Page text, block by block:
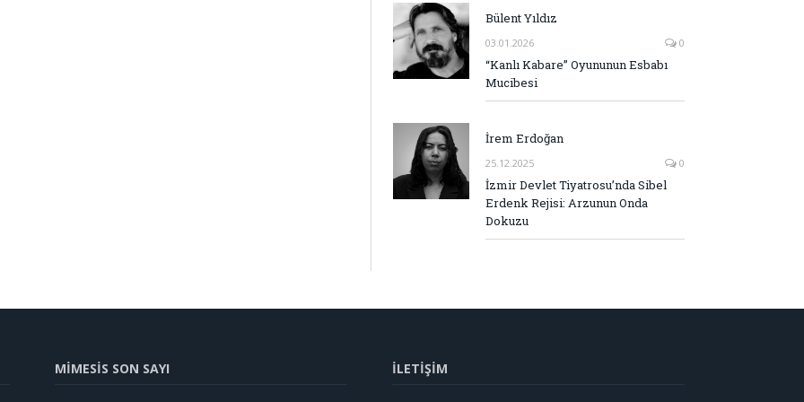
Bülent Yıldız
03.01.2026 0
“Kanlı Kabare” Oyununun Esbabı
Mucibesi
İrem Erdoğan
25.12.2025 0
İzmir Devlet Tiyatrosu’nda Sibel
Erdenk Rejisi: Arzunun Onda
Dokuzu
MİMESİS SON SAYI İLETİŞİM